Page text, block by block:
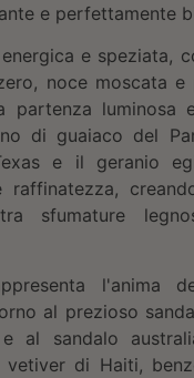
e perfettamente
e speziata,
noce moscata
partenza luminosa
di guaiaco del
e il geranio
raffinatezza,
sfumature
l'anima
al prezioso
al sandalo
vetiver di Haiti,